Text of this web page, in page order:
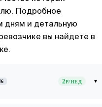
Подробное
дням и детальную
вы найдете в
2Р/НЕД ▾